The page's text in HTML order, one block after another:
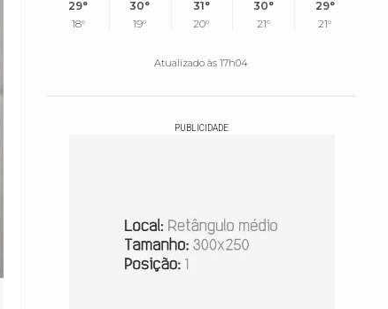
29°
18°
30°
19°
31°
20°
30°
21°
29°
21°
Atualizado às 17h04
PUBLICIDADE